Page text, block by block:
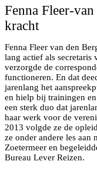
Fenna Fleer-
kracht
Fenna Fleer van den
lang actief als
verzorgde de
functioneren. En dat
jarenlang het
en hielp bij trainingen
een sterk duo dat
haar werk voor de
2013 volgde ze de
ze onder andere les aan
Zoetermeer en
Bureau Lever Reizen.